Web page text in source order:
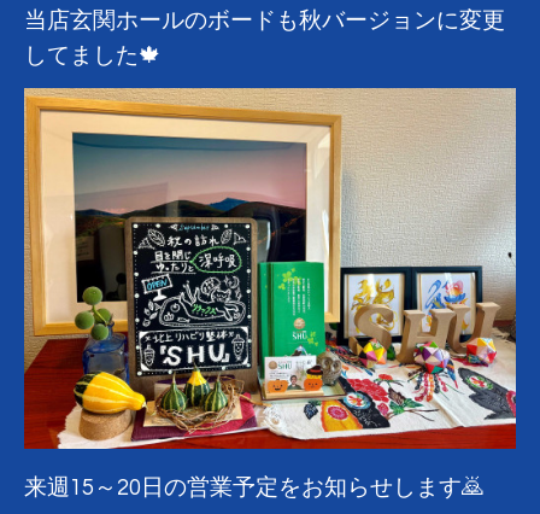
当店玄関ホールのボードも秋バージョンに変更
してました🍁
来週15～20日の営業予定をお知らせします🙇